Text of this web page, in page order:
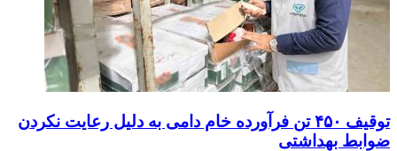
توقیف ۴۵۰ تن فرآورده خام دامی به دلیل رعایت نکردن
ضوابط بهداشتی